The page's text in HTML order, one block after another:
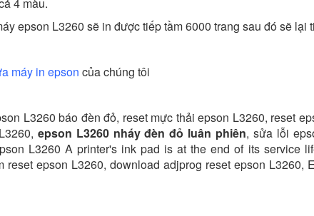
4 màu.
epson L3260 sẽ in được tiếp tầm 6000 trang sau đó sẽ lại
máy in epson của chúng tôi
L3260 báo đèn đỏ, reset mực thải epson L3260, reset
epson L3260 nháy đèn đỏ luân phiên, sửa lỗi
L3260 A printer's ink pad is at the end of its service
reset epson L3260, download adjprog reset epson L3260,